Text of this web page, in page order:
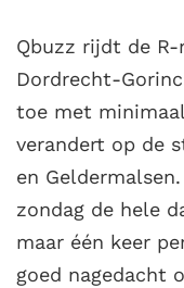
Qbuzz rijdt de
Dordrecht-
toe met
verandert op de
en
zondag de hele
maar één keer
goed nagedacht